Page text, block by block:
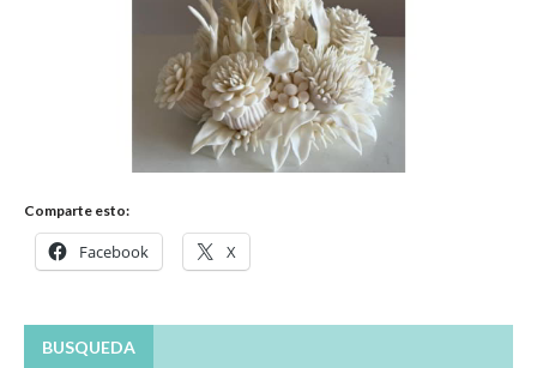
Comparte esto:
Facebook X
BUSQUEDA